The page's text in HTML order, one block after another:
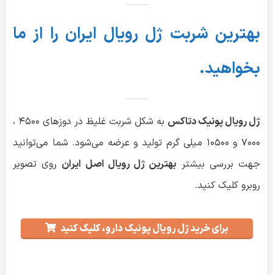
بهترین شربت ژل رویال ایران را از ما
بخواهید.
ژل رویال پونیک دتاکس
به شکل شربت غلیظ در دوزهای ۴۵۰۰ ،
۷۰۰۰ و ۱۰۵۰۰ میلی گرم تولید و عرضه می‌شود. شما می‌توانید
جهت بررسی بیشتر بهترین ژل رویال اصل ایران روی تصویر
روبرو کلیک کنید.
برای خرید ژل رویال پونیک دارو، کلیک کنید